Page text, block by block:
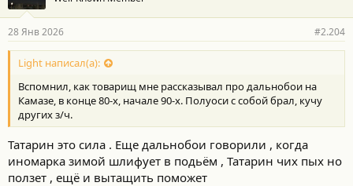
28 Янв 2026 #2.204
Light написал(а):
Вспомнил, как товарищ мне рассказывал про дальнобои на
Камазе, в конце 80-х, начале 90-х. Полуоси с собой брал, кучу
других з/ч.
Татарин это сила . Еще дальнобои говорили , когда
иномарка зимой шлифует в подьём , Татарин чих пых но
ползет , ещё и вытащить поможет